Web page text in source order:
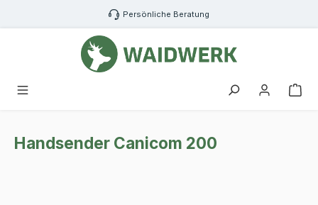
Zum Hauptinhalt springen Persönliche Beratung
Handsender Canicom 200